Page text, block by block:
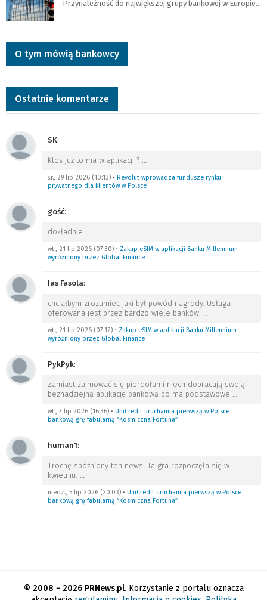
Przynależność do największej grupy bankowej w Europie…
O tym mówią bankowcy
Ostatnie komentarze
SK:
Ktoś już to ma w aplikacji ? …
śr., 29 lip 2026 (10:13) • Revolut wprowadza fundusze rynku
prywatnego dla klientów w Polsce
gość:
dokładnie …
wt., 21 lip 2026 (07:30) • Zakup eSIM w aplikacji Banku Millennium
wyróżniony przez Global Finance
Jas Fasola:
chciałbym zrozumieć jaki był powód nagrody. Usługa
oferowana jest przez bardzo wiele banków. …
wt., 21 lip 2026 (07:12) • Zakup eSIM w aplikacji Banku Millennium
wyróżniony przez Global Finance
PykPyk:
Zamiast zajmować się pierdołami niech dopracują swoją
beznadziejną aplikację bankową bo ma podstawowe …
wt., 7 lip 2026 (16:36) • UniCredit uruchamia pierwszą w Polsce
bankową grę fabularną “Kosmiczna Fortuna”
human1:
Trochę spóźniony ten news. Ta gra rozpoczęła się w
kwietniu. …
niedz., 5 lip 2026 (20:03) • UniCredit uruchamia pierwszą w Polsce
bankową grę fabularną “Kosmiczna Fortuna”
© 2008 − 2026 PRNews.pl.Korzystanie z portalu oznacza